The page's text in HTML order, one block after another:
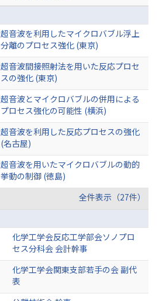
超音波を利用したマイクロバブル浮上
分離のプロセス強化 (東京)
超音波間接照射法を用いた反応プロセ
スの強化 (東京)
超音波とマイクロバブルの併用による
プロセス強化の可能性 (横浜)
超音波を利用した反応プロセスの強化
(名古屋)
超音波を用いたマイクロバブルの動的
挙動の制御 (徳島)
全件表示（27件）
化学工学会反応工学部会ソノプロ
セス分科会 会計幹事
化学工学会関東支部若手の会 副代
表